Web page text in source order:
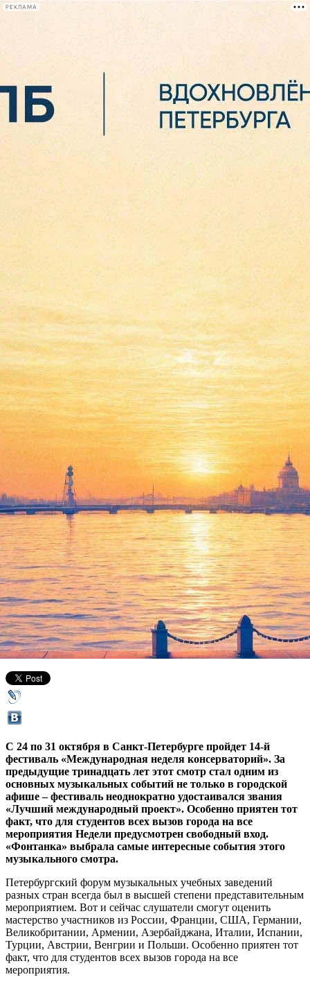
РЕКЛАМА
Сегодня:
Международная неделя
консерваторий – 2014:
Путеводитель «Фонтанки»
22 октября 2014,19:05 Версия для печати
С 24 по 31 октября в Санкт-Петербурге пройдет 14-й
фестиваль «Международная неделя консерваторий». За
предыдущие тринадцать лет этот смотр стал одним из
основных музыкальных событий не только в городской
афише – фестиваль неоднократно удостаивался звания
«Лучший международный проект». Особенно приятен тот
факт, что для студентов всех вызов города на все
мероприятия Недели предусмотрен свободный вход.
«Фонтанка» выбрала самые интересные события этого
музыкального смотра.
Петербургский форум музыкальных учебных заведений
разных стран всегда был в высшей степени представительным
мероприятием. Вот и сейчас слушатели смогут оценить
мастерство участников из России, Франции, США, Германии,
Великобритании, Армении, Азербайджана, Италии, Испании,
Турции, Австрии, Венгрии и Польши. Особенно приятен тот
факт, что для студентов всех вызов города на все
мероприятия.